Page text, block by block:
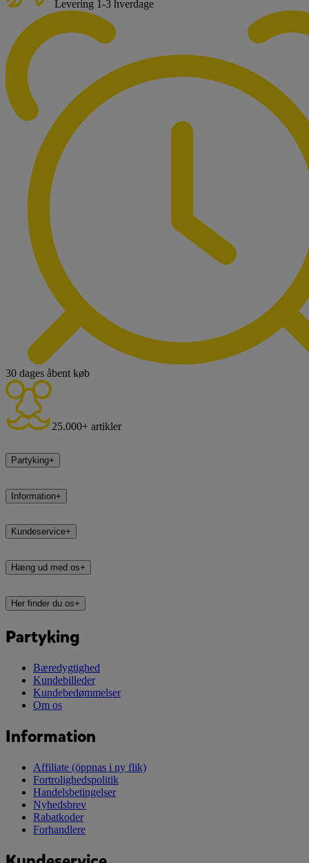
Levering 1-3 hverdage
30 dages åbent køb
25.000+ artikler
Partyking+
Information+
Kundeservice+
Hæng ud med os+
Her finder du os+
Partyking
Bæredygtighed
Kundebilleder
Kundebedømmelser
Om os
Information
Affiliate (öppnas i ny flik)
Fortrolighedspolitik
Handelsbetingelser
Nyhedsbrev
Rabatkoder
Forhandlere